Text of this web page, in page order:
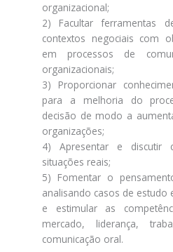
organizacional;
2) Facultar ferramentas
contextos negociais com
em processos de
organizacionais;
3) Proporcionar
para a melhoria do
decisão de modo a
organizações;
4) Apresentar e discutir
situações reais;
5) Fomentar o
analisando casos de estudo
e estimular as
mercado, liderança,
comunicação oral.